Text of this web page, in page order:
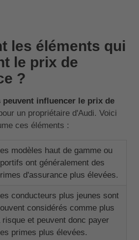
les éléments qui
le prix de
?
peuvent influencer le prix de
un propriétaire d'Audi. Voici
ces éléments :
modèles haut de gamme ou
ont généralement des
d'assurance plus élevées.
conducteurs plus jeunes sont
considérés comme plus
risque et peuvent donc payer
primes plus élevées.